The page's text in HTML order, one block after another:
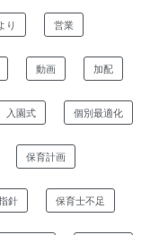
り 営業
動画 加配
入園式 個別最適化
保育計画
針 保育士不足